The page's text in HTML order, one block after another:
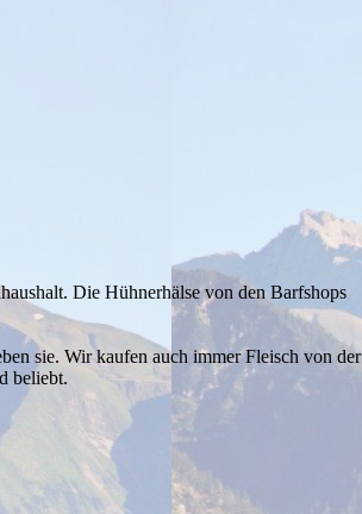
Die Hühnerhälse von den Barfshops
sie. Wir kaufen auch immer Fleisch von der
beliebt.